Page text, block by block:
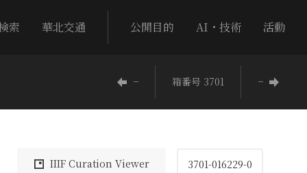
索 華北交通 公開目的 AI・技術 活動
− 箱番号 3701 −
IIIF Curation Viewer 3701-016229-0